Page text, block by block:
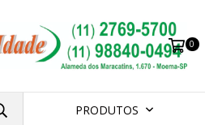
0
PRODUTOS